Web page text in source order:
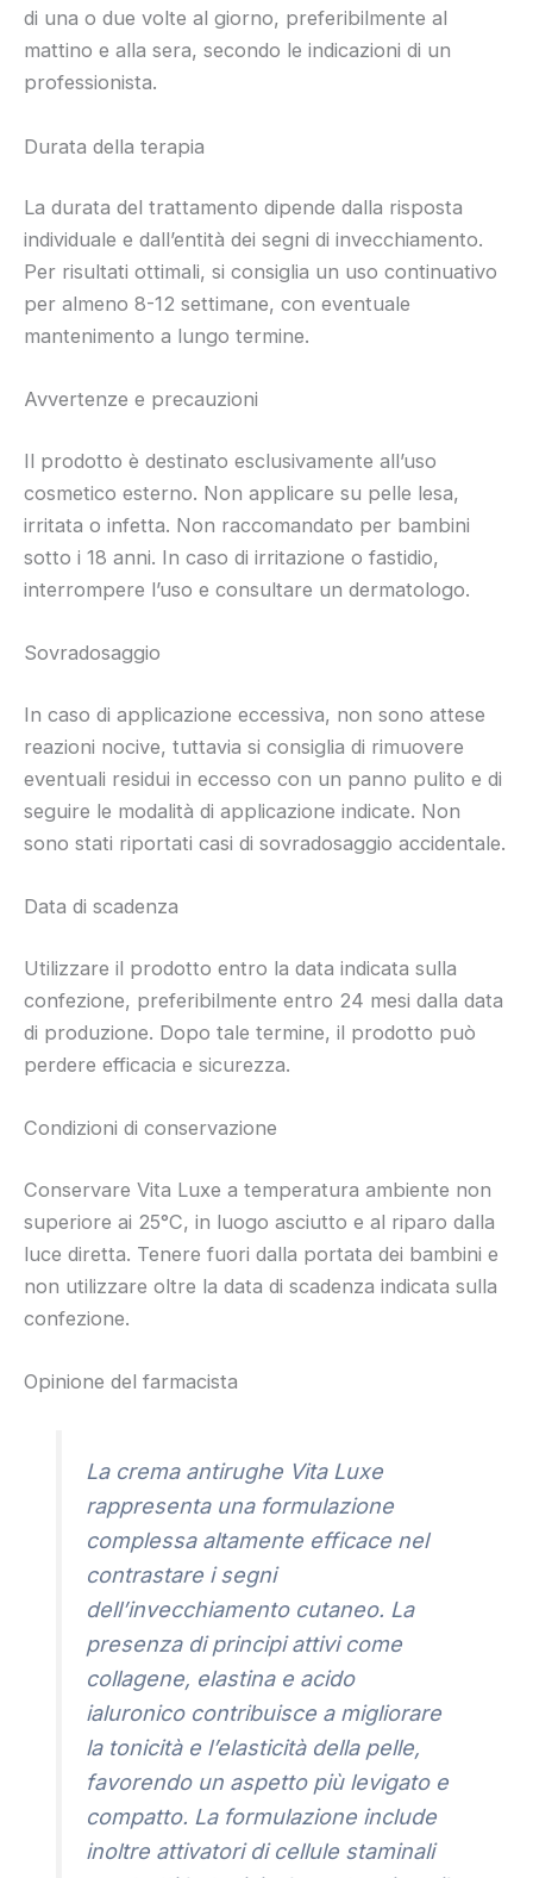
di una o due volte al giorno, preferibilmente al
mattino e alla sera, secondo le indicazioni di un
professionista.
Durata della terapia
La durata del trattamento dipende dalla risposta
individuale e dall’entità dei segni di invecchiamento.
Per risultati ottimali, si consiglia un uso continuativo
per almeno 8-12 settimane, con eventuale
mantenimento a lungo termine.
Avvertenze e precauzioni
Il prodotto è destinato esclusivamente all’uso
cosmetico esterno. Non applicare su pelle lesa,
irritata o infetta. Non raccomandato per bambini
sotto i 18 anni. In caso di irritazione o fastidio,
interrompere l’uso e consultare un dermatologo.
Sovradosaggio
In caso di applicazione eccessiva, non sono attese
reazioni nocive, tuttavia si consiglia di rimuovere
eventuali residui in eccesso con un panno pulito e di
seguire le modalità di applicazione indicate. Non
sono stati riportati casi di sovradosaggio accidentale.
Data di scadenza
Utilizzare il prodotto entro la data indicata sulla
confezione, preferibilmente entro 24 mesi dalla data
di produzione. Dopo tale termine, il prodotto può
perdere efficacia e sicurezza.
Condizioni di conservazione
Conservare Vita Luxe a temperatura ambiente non
superiore ai 25°C, in luogo asciutto e al riparo dalla
luce diretta. Tenere fuori dalla portata dei bambini e
non utilizzare oltre la data di scadenza indicata sulla
confezione.
Opinione del farmacista
La crema antirughe Vita Luxe
rappresenta una formulazione
complessa altamente efficace nel
contrastare i segni
dell’invecchiamento cutaneo. La
presenza di principi attivi come
collagene, elastina e acido
ialuronico contribuisce a migliorare
la tonicità e l’elasticità della pelle,
favorendo un aspetto più levigato e
compatto. La formulazione include
inoltre attivatori di cellule staminali